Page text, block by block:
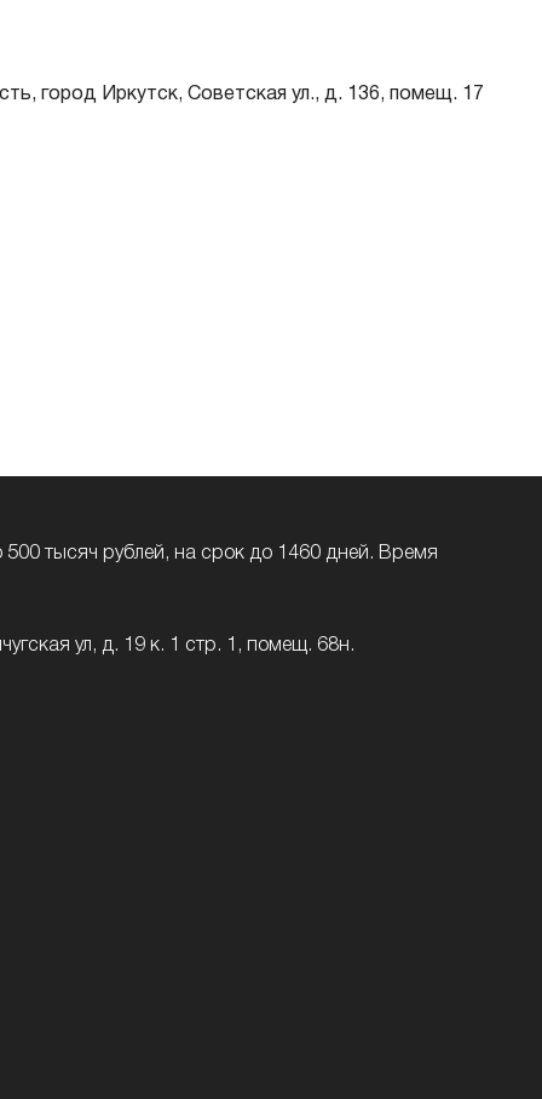
город Иркутск, Советская ул., д. 136, помещ. 17
тысяч рублей, на срок до 1460 дней. Время
ул, д. 19 к. 1 стр. 1, помещ. 68н.